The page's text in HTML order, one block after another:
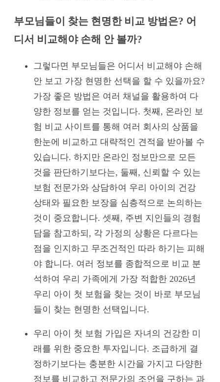
부모님들이 찾는 현명한 비교 방법은? 어
디서 비교해야 손해 안 볼까?
그렇다면 부모님들은 어디서 비교해야 손해
안 보고 가장 현명한 선택을 할 수 있을까요?
가장 좋은 방법은 여러 채널을 활용하여 다
양한 정보를 얻는 것입니다. 첫째, 온라인 보
험 비교 사이트를 통해 여러 회사의 상품을
한눈에 비교하고 대략적인 견적을 받아볼 수
있습니다. 하지만 온라인 정보만으로 모든
것을 판단하기보다는, 둘째, 신뢰할 수 있는
보험 전문가와 상담하여 우리 아이의 건강
상태와 필요한 보장을 심층적으로 논의하는
것이 중요합니다. 셋째, 주변 지인들의 경험
담을 참고하되, 각 가정의 상황은 다르다는
점을 인지하고 무조건적인 따라 하기는 피해
야 합니다. 여러 정보를 종합적으로 비교 분
석하여 우리 가족에게 가장 적합한 2026년
우리 아이 첫 보험을 찾는 것이 바로 부모님
들이 찾는 현명한 선택입니다.
우리 아이 첫 보험 가입은 자녀의 건강한 미
래를 위한 중요한 투자입니다. 조급하게 결
정하기보다는 충분한 시간을 가지고 다양한
정보를 비교하고 전문가의 조언을 구하는 과